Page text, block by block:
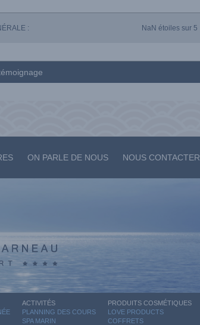
: NaN étoiles sur 5
ON PARLE DE NOUS NOUS CONTACTER
ACTIVITÉS
PLANNING DES COURS
SPA MARIN
PRODUITS COSMÉTIQUES
LOVE PRODUCTS
COFFRETS